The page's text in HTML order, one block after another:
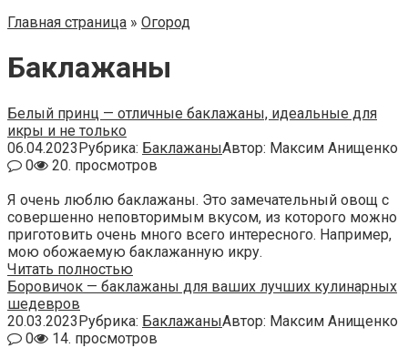
Главная страница » Огород
Баклажаны
Белый принц — отличные баклажаны, идеальные для
икры и не только
06.04.2023Рубрика: БаклажаныАвтор: Максим Анищенко
0
20. просмотров
Я очень люблю баклажаны. Это замечательный овощ с
совершенно неповторимым вкусом, из которого можно
приготовить очень много всего интересного. Например,
мою обожаемую баклажанную икру.
Читать полностью
Боровичок — баклажаны для ваших лучших кулинарных
шедевров
20.03.2023Рубрика: БаклажаныАвтор: Максим Анищенко
0
14. просмотров